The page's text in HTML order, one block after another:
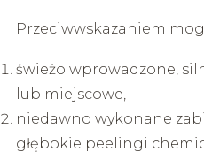
Przeciwwskazaniem
świeżo wprowadzone,
lub miejscowe,
niedawno wykonane
głębokie peelingi